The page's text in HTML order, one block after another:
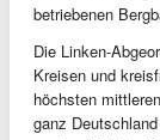
betriebenen
Die Linken-
Kreisen und
höchsten
ganz